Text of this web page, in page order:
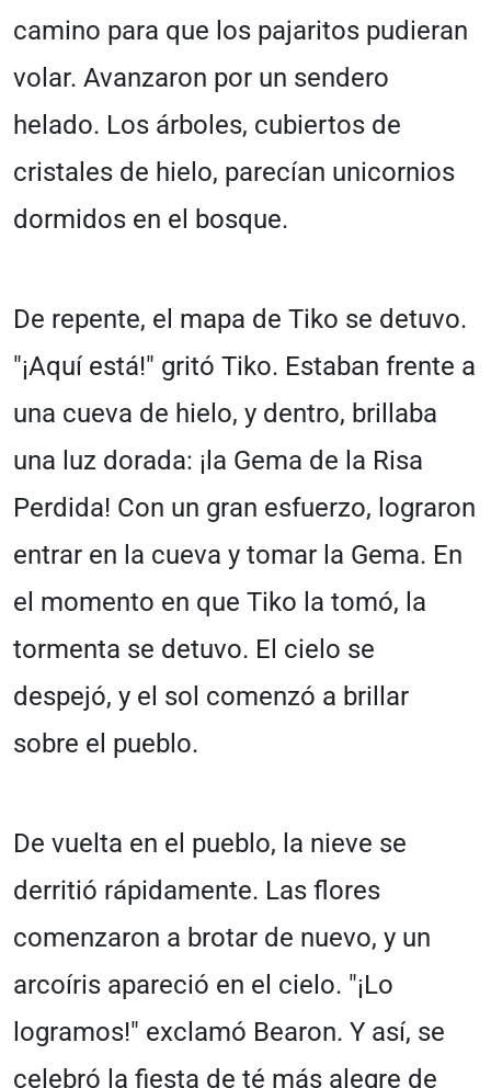
camino para que los pajaritos pudieran
volar. Avanzaron por un sendero
helado. Los árboles, cubiertos de
cristales de hielo, parecían unicornios
dormidos en el bosque.
De repente, el mapa de Tiko se detuvo.
"¡Aquí está!" gritó Tiko. Estaban frente a
una cueva de hielo, y dentro, brillaba
una luz dorada: ¡la Gema de la Risa
Perdida! Con un gran esfuerzo, lograron
entrar en la cueva y tomar la Gema. En
el momento en que Tiko la tomó, la
tormenta se detuvo. El cielo se
despejó, y el sol comenzó a brillar
sobre el pueblo.
De vuelta en el pueblo, la nieve se
derritió rápidamente. Las flores
comenzaron a brotar de nuevo, y un
arcoíris apareció en el cielo. "¡Lo
logramos!" exclamó Bearon. Y así, se
celebró la fiesta de té más alegre de